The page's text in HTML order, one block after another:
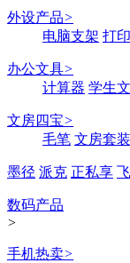
外设产品>
电脑支架 打
办公文具>
计算器 学生
文房四宝>
毛笔 文房套装
墨径 派克 正私享
数码产品
>
手机热卖>